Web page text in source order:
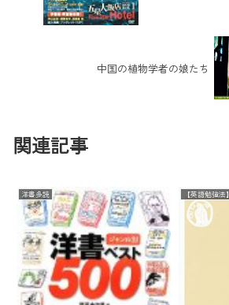
中国の植物学者の娘たち
関連記事
洋書多読 【英語勉強法】